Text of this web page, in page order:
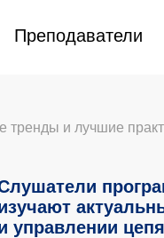
Преподаватели
Преподаватели
управлении
и лучшие